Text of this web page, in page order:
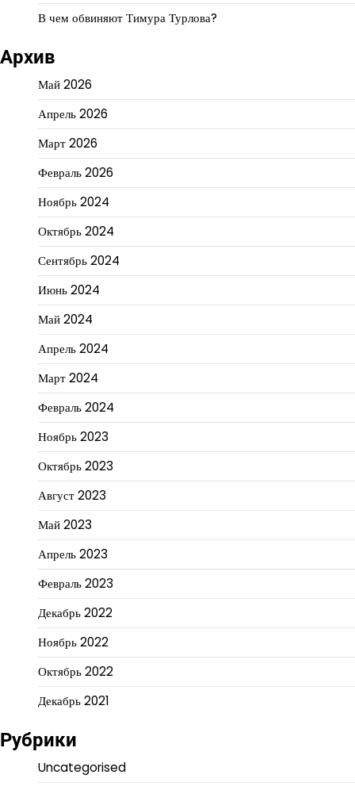
В чем обвиняют Тимура Турлова?
Архив
Май 2026
Апрель 2026
Март 2026
Февраль 2026
Ноябрь 2024
Октябрь 2024
Сентябрь 2024
Июнь 2024
Май 2024
Апрель 2024
Март 2024
Февраль 2024
Ноябрь 2023
Октябрь 2023
Август 2023
Май 2023
Апрель 2023
Февраль 2023
Декабрь 2022
Ноябрь 2022
Октябрь 2022
Декабрь 2021
Рубрики
Uncategorised